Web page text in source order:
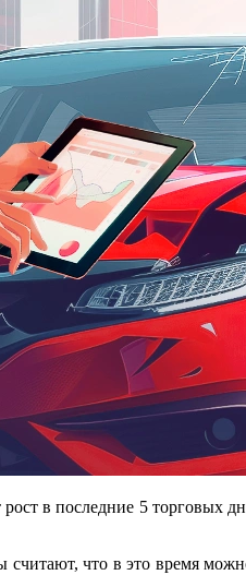
в последние 5 торговых
что в это время